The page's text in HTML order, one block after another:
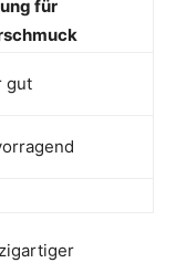
für
gut